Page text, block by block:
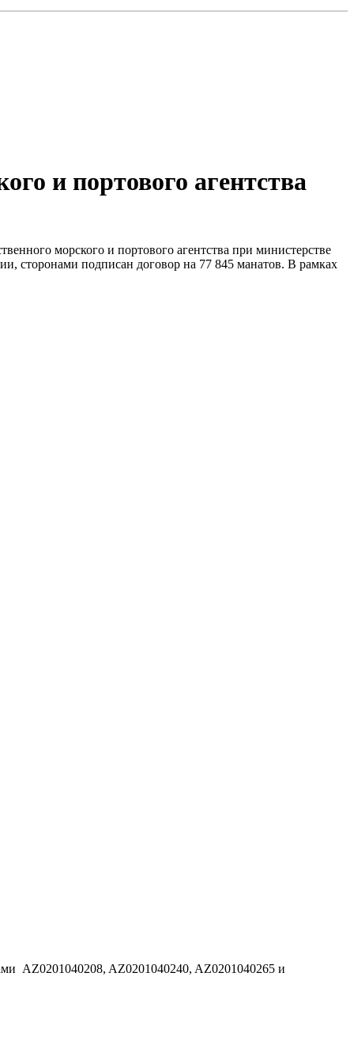
и портового агентства
морского и портового агентства при министерстве
сторонами подписан договор на 77 845 манатов. В рамках
AZ0201040208, AZ0201040240, AZ0201040265 и